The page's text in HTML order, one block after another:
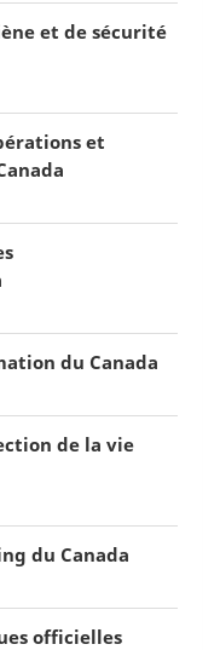
et de sécurité
et
du Canada
de la vie
du Canada
officielles